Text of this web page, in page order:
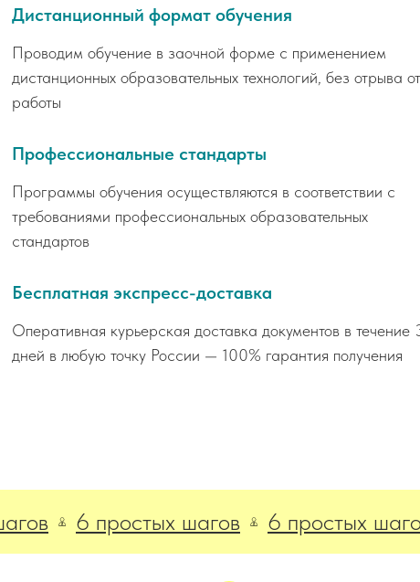
Дистанционный формат обучения
Проводим обучение в заочной форме с применением
дистанционных образовательных технологий, без отрыва от
работы
Профессиональные стандарты
Программы обучения осуществляются в соответствии с
требованиями профессиональных образовательных
стандартов
Бесплатная экспресс-доставка
Оперативная курьерская доставка документов в течение
дней в любую точку России — 100% гарантия получения
6 простых шагов 6 простых шагов